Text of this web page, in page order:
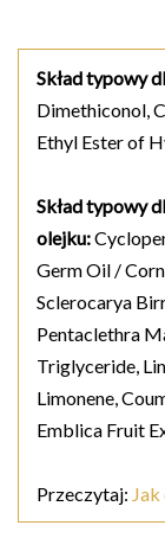
Skład typowy
Dimethiconol,
Ethyl Ester of
Skład typowy
olejku:
Germ Oil /
Sclerocarya
Pentaclethra
Triglyceride,
Limonene,
Emblica Fruit
Przeczytaj: